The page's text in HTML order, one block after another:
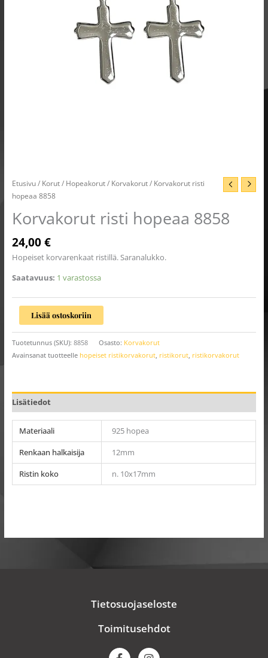
Etusivu/ Korut/ Hopeakorut/ Korvakorut/ Korvakorut risti
hopeaa 8858
Korvakorut risti hopeaa 8858
24,00€
Hopeiset korvarenkaat ristillä. Saranalukko.
Saatavuus: 1 varastossa
Lisää ostoskoriin
Tuotetunnus (SKU): 8858 Osasto: Korvakorut
Avainsanat tuotteelle hopeiset ristikorvakorut, ristikorut, ristikorvakorut
Lisätiedot
Materiaali
925 hopea
Renkaan halkaisija
12mm
Ristin koko
n. 10x17mm
Tietosuojaseloste
Toimitusehdot
F I